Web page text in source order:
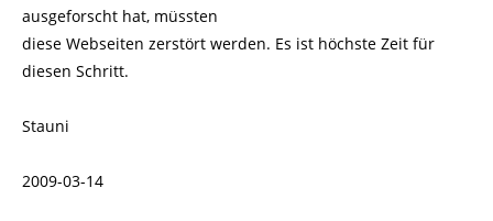
ausgeforscht hat, müssten
diese Webseiten zerstört werden. Es ist höchste Zeit für
diesen Schritt.
Stauni
2009-03-14